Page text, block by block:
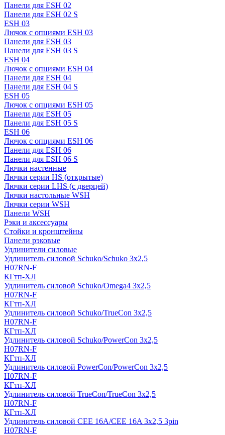
Панели для ESH 02
Панели для ESH 02 S
ESH 03
Лючок с опциями ESH 03
Панели для ESH 03
Панели для ESH 03 S
ESH 04
Лючок с опциями ESH 04
Панели для ESH 04
Панели для ESH 04 S
ESH 05
Лючок с опциями ESH 05
Панели для ESH 05
Панели для ESH 05 S
ESH 06
Лючок с опциями ESH 06
Панели для ESH 06
Панели для ESH 06 S
Лючки настенные
Лючки серии HS (открытые)
Лючки серии LHS (с дверцей)
Лючки настольные WSH
Лючки серии WSH
Панели WSH
Рэки и аксессуары
Стойки и кронштейны
Панели рэковые
Удлинители силовые
Удлинитель силовой Schuko/Schuko 3х2,5
H07RN-F
КГтп-ХЛ
Удлинитель силовой Schuko/Omega4 3х2,5
H07RN-F
КГтп-ХЛ
Удлинитель силовой Schuko/TrueCon 3х2,5
H07RN-F
КГтп-ХЛ
Удлинитель силовой Schuko/PowerCon 3х2,5
H07RN-F
КГтп-ХЛ
Удлинитель силовой PowerCon/PowerCon 3х2,5
H07RN-F
КГтп-ХЛ
Удлинитель силовой TrueCon/TrueCon 3х2,5
H07RN-F
КГтп-ХЛ
Удлинитель силовой CEE 16A/CEE 16A 3х2,5 3pin
H07RN-F